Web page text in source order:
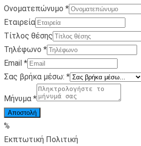
Ονοματεπώνυμο *
Εταιρεία
Τίτλος θέσης
Τηλέφωνο *
Email *
Σας βρήκα μέσω: *
Μήνυμα *
Αποστολή
%
Εκπτωτική Πολιτική